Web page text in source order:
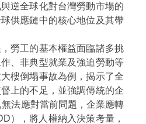
逆全球化對台灣勞動市場的
供應鏈中的核心地位及其帶
勞工的基本權益面臨諸多挑
、非典型就業及強迫勞動等
樓倒塌事故為例，揭示了全
上的不足，並強調傳統的企
法應對當前問題，企業應轉
），將人權納入決策考量，